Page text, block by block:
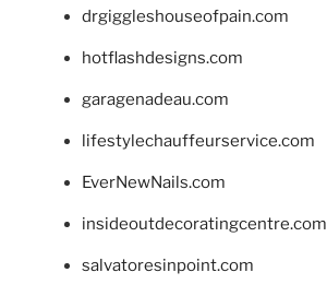
drgiggleshouseofpain.com
hotflashdesigns.com
garagenadeau.com
lifestylechauffeurservice.com
EverNewNails.com
insideoutdecoratingcentre.com
salvatoresinpoint.com